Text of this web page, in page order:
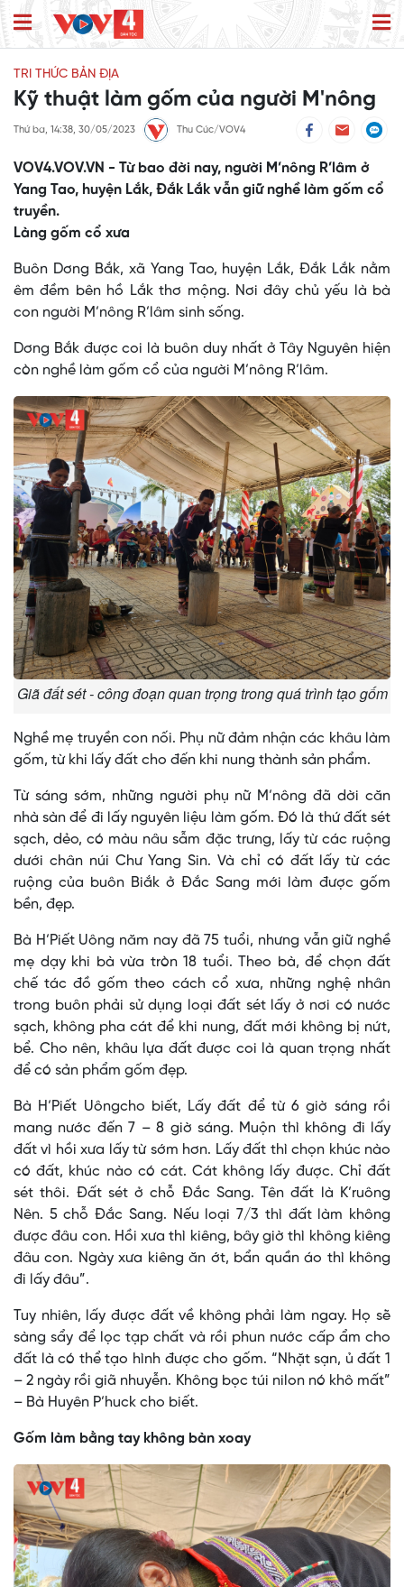
TRI THỨC BẢN ĐỊA
Kỹ thuật làm gốm của người M'nông
Thứ ba, 14:38, 30/05/2023 Thu Cúc/VOV4
VOV4.VOV.VN - Từ bao đời nay, người M’nông R’lâm ở
Yang Tao, huyện Lắk, Đắk Lắk vẫn giữ nghề làm gốm cổ
truyền.
Làng gốm cổ xưa
Buôn Dơng Bắk, xã Yang Tao, huyện Lắk, Đắk Lắk nằm
êm đềm bên hồ Lắk thơ mộng. Nơi đây chủ yếu là bà
con người M’nông R’lâm sinh sống.
Dơng Bắk được coi là buôn duy nhất ở Tây Nguyên hiện
còn nghề làm gốm cổ của người M’nông R’lâm.
Giã đất sét - công đoạn quan trọng trong quá trình tạo gốm
Nghề mẹ truyền con nối. Phụ nữ đảm nhận các khâu làm
gốm, từ khi lấy đất cho đến khi nung thành sản phẩm.
Từ sáng sớm, những người phụ nữ M’nông đã dời căn
nhà sàn để đi lấy nguyên liệu làm gốm. Đó là thứ đất sét
sạch, dẻo, có màu nâu sẫm đặc trưng, lấy từ các ruộng
dưới chân núi Chư Yang Sin. Và chỉ có đất lấy từ các
ruộng của buôn Biắk ở Đắc Sang mới làm được gốm
bền, đẹp.
Bà H’Piết Uông năm nay đã 75 tuổi, nhưng vẫn giữ nghề
mẹ dạy khi bà vừa tròn 18 tuổi. Theo bà, để chọn đất
chế tác đồ gốm theo cách cổ xưa, những nghệ nhân
trong buôn phải sử dụng loại đất sét lấy ở nơi có nước
sạch, không pha cát để khi nung, đất mới không bị nứt,
bể. Cho nên, khâu lựa đất được coi là quan trọng nhất
để có sản phẩm gốm đẹp.
Bà H’Piết Uôngcho biết, Lấy đất để từ 6 giờ sáng rồi
mang nước đến 7 – 8 giờ sáng. Muộn thì không đi lấy
đất vì hồi xưa lấy từ sớm hơn. Lấy đất thì chọn khúc nào
có đất, khúc nào có cát. Cát không lấy được. Chỉ đất
sét thôi. Đất sét ở chỗ Đắc Sang. Tên đất là K’ruông
Nên. 5 chỗ Đắc Sang. Nếu loại 7/3 thì đất làm không
được đâu con. Hồi xưa thì kiêng, bây giờ thì không kiêng
đâu con. Ngày xưa kiêng ăn ớt, bẩn quần áo thì không
đi lấy đâu”.
Tuy nhiên, lấy được đất về không phải làm ngay. Họ sẽ
sàng sẩy để lọc tạp chất và rồi phun nước cấp ẩm cho
đất là có thể tạo hình được cho gốm. “Nhặt sạn, ủ đất 1
– 2 ngày rồi giã nhuyễn. Không bọc túi nilon nó khô mất”
– Bà Huyên P’huck cho biết.
Gốm làm bằng tay không bàn xoay